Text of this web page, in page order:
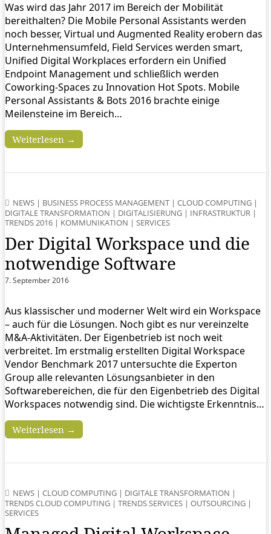
Was wird das Jahr 2017 im Bereich der Mobilität
bereithalten? Die Mobile Personal Assistants werden
noch besser, Virtual und Augmented Reality erobern das
Unternehmensumfeld, Field Services werden smart,
Unified Digital Workplaces erfordern ein Unified
Endpoint Management und schließlich werden
Coworking-Spaces zu Innovation Hot Spots. Mobile
Personal Assistants & Bots 2016 brachte einige
Meilensteine im Bereich…
Weiterlesen →
NEWS | BUSINESS PROCESS MANAGEMENT | CLOUD COMPUTING |
DIGITALE TRANSFORMATION | DIGITALISIERUNG | INFRASTRUKTUR |
TRENDS 2016 | KOMMUNIKATION | SERVICES
Der Digital Workspace und die
notwendige Software
7. September 2016
Aus klassischer und moderner Welt wird ein Workspace
– auch für die Lösungen. Noch gibt es nur vereinzelte
M&A-Aktivitäten. Der Eigenbetrieb ist noch weit
verbreitet. Im erstmalig erstellten Digital Workspace
Vendor Benchmark 2017 untersuchte die Experton
Group alle relevanten Lösungsanbieter in den
Softwarebereichen, die für den Eigenbetrieb des Digital
Workspaces notwendig sind. Die wichtigste Erkenntnis…
Weiterlesen →
NEWS | CLOUD COMPUTING | DIGITALE TRANSFORMATION |
TRENDS CLOUD COMPUTING | TRENDS SERVICES | OUTSOURCING |
SERVICES